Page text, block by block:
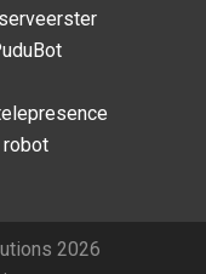
robot
2026